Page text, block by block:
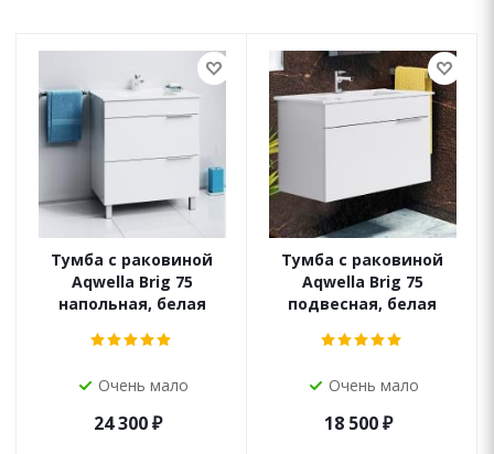
Тумба с раковиной
Aqwella Brig 75
напольная, белая
Очень мало
24 300₽
Тумба с раковиной
Aqwella Brig 75
подвесная, белая
Очень мало
18 500₽